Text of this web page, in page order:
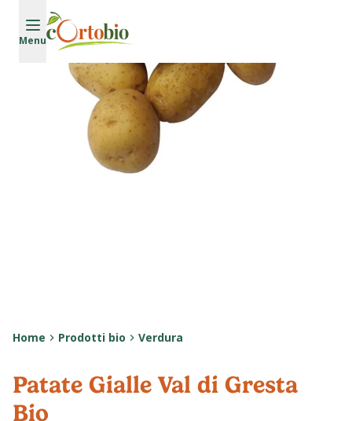
Vai al contenuto principale
Menu
Home Prodotti bio Verdura
Patate Gialle Val di Gresta
Bio